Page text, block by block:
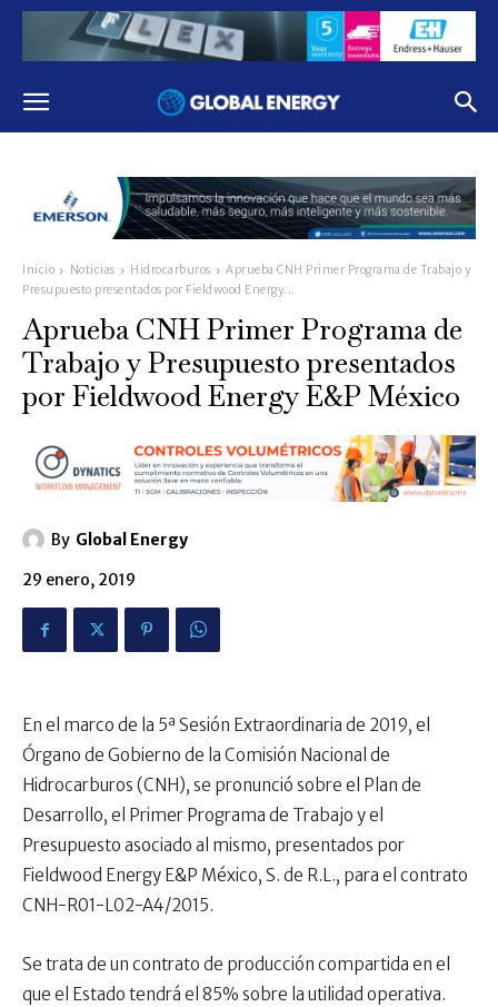
Inicio Noticias Hidrocarburos
Aprueba CNH Primer Programa de Trabajo y
Presupuesto presentados por Fieldwood Energy...
Aprueba CNH Primer Programa de
Trabajo y Presupuesto presentados
por Fieldwood Energy E&P México
By Global Energy
29 enero, 2019
En el marco de la 5ª Sesión Extraordinaria de 2019, el
Órgano de Gobierno de la Comisión Nacional de
Hidrocarburos (CNH), se pronunció sobre el Plan de
Desarrollo, el Primer Programa de Trabajo y el
Presupuesto asociado al mismo, presentados por
Fieldwood Energy E&P México, S. de R.L., para el contrato
CNH-R01-L02-A4/2015.
Se trata de un contrato de producción compartida en el
que el Estado tendrá el 85% sobre la utilidad operativa.